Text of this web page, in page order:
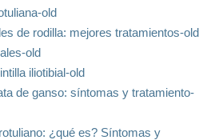
old
de rodilla: mejores tratamientos-old
old
iliotibial-old
de ganso: síntomas y tratamiento-
¿qué es? Síntomas y